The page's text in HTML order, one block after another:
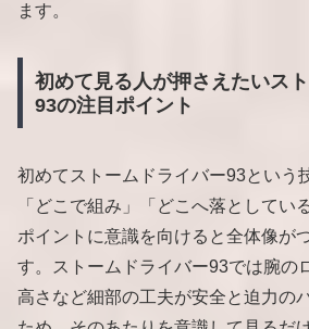
ます。
初めて見る人が押さえたいス
93の注目ポイント
初めてストームドライバー93という
「どこで組み」「どこへ落としてい
ポイントに意識を向けると全体像が
す。ストームドライバー93では腕の
高さなど細部の工夫が安全と迫力の